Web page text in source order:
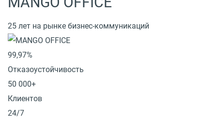
25 лет на рынке бизнес-коммуникаций
99,97%
Отказоустойчивость
50 000+
Клиентов
24/7